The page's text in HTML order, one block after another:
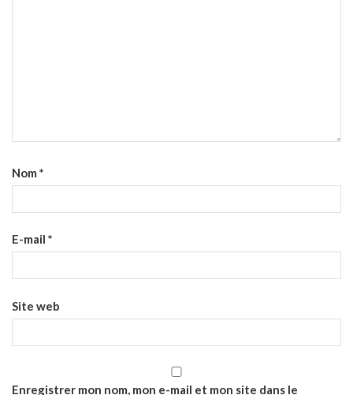
Nom *
E-mail *
Site web
Enregistrer mon nom, mon e-mail et mon site dans le